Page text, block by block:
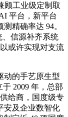
顾工业级定制取
平台，新平台
精确率达 94。
、信源补齐系统
或许实现对支流
的手艺原生型
2009 年，总部
给商，国度级专
安及企业数智化